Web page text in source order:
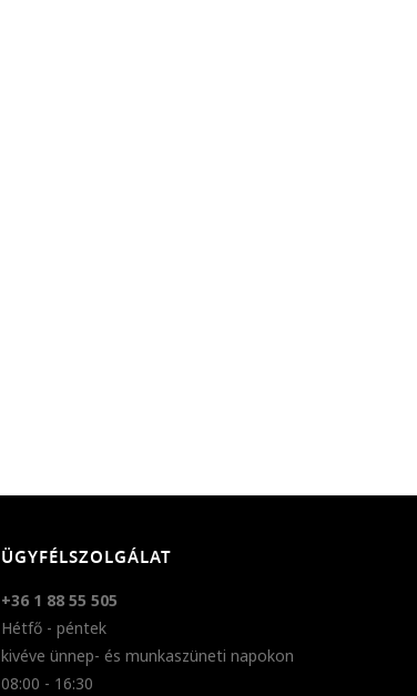
ÜGYFÉLSZOLGÁLAT
+36 1 88 55 505
Hétfő - péntek
kivéve ünnep- és munkaszüneti napokon
08:00 - 16:30